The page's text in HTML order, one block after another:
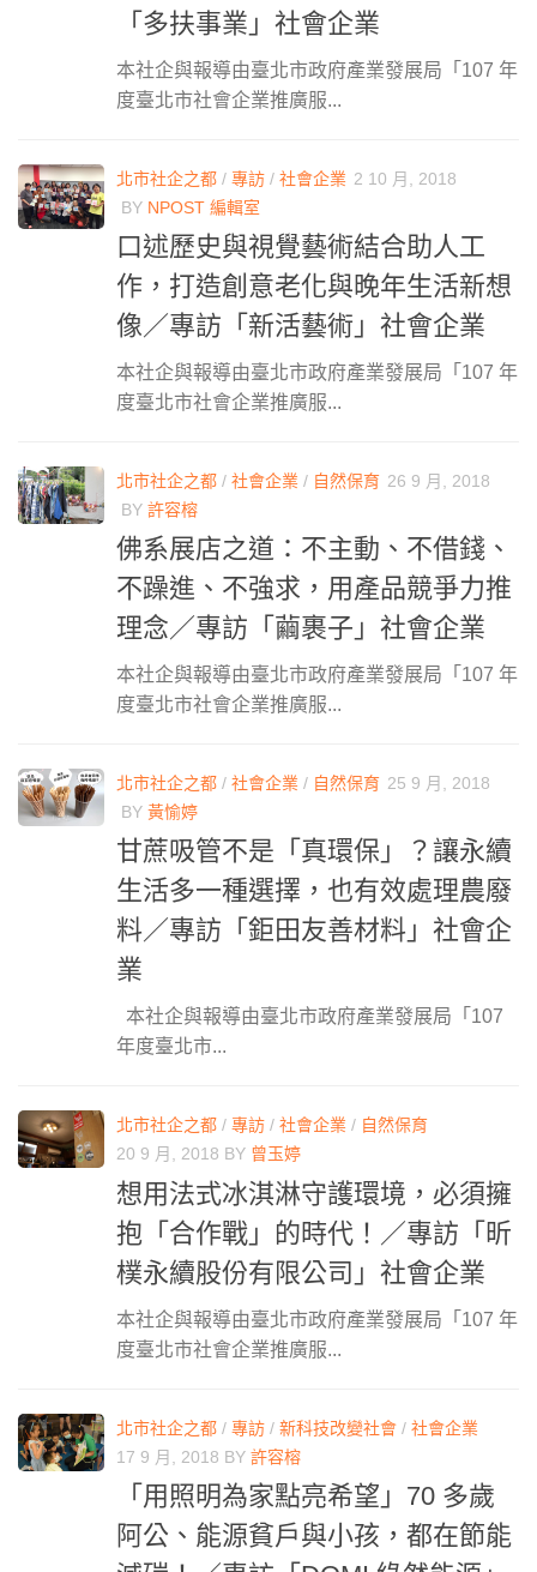
「多扶事業」社會企業
本社企與報導由臺北市政府產業發展局「107 年
度臺北市社會企業推廣服...
北市社企之都 / 專訪 / 社會企業 2 10 月, 2018
BY NPOST 編輯室
口述歷史與視覺藝術結合助人工
作，打造創意老化與晚年生活新想
像／專訪「新活藝術」社會企業
本社企與報導由臺北市政府產業發展局「107 年
度臺北市社會企業推廣服...
北市社企之都 / 社會企業 / 自然保育 26 9 月, 2018
BY 許容榕
佛系展店之道：不主動、不借錢、
不躁進、不強求，用產品競爭力推
理念／專訪「繭裹子」社會企業
本社企與報導由臺北市政府產業發展局「107 年
度臺北市社會企業推廣服...
北市社企之都 / 社會企業 / 自然保育 25 9 月, 2018
BY 黃愉婷
甘蔗吸管不是「真環保」？讓永續
生活多一種選擇，也有效處理農廢
料／專訪「鉅田友善材料」社會企
業
本社企與報導由臺北市政府產業發展局「107
年度臺北市...
北市社企之都 / 專訪 / 社會企業 / 自然保育
20 9 月, 2018 BY 曾玉婷
想用法式冰淇淋守護環境，必須擁
抱「合作戰」的時代！／專訪「昕
樸永續股份有限公司」社會企業
本社企與報導由臺北市政府產業發展局「107 年
度臺北市社會企業推廣服...
北市社企之都 / 專訪 / 新科技改變社會 / 社會企業
17 9 月, 2018 BY 許容榕
「用照明為家點亮希望」70 多歲
阿公、能源貧戶與小孩，都在節能